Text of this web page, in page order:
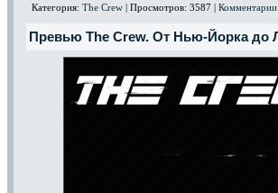
Категория: The Crew | Просмотров: 3587 |
Превью The Crew. От Нью-Йорка до